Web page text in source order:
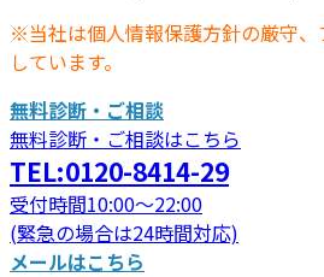
※当社は個人情報保護方針の厳守
しています。
無料診断・ご相談
無料診断・ご相談はこちら
TEL:0120-8414-29
受付時間10:00～22:00
(緊急の場合は24時間対応)
メールはこちら